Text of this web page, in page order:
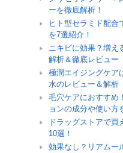
ーを徹底解析！
ヒト型セラミド配合
を7選紹介！
ニキビに効果？増え
解析＆徹底レビュー
極潤エイジングケア
水のレビュー＆解析
毛穴ケアにおすすめ
ョンの成分や使い方
ドラッグストアで
10選！
効果なし？リアムー